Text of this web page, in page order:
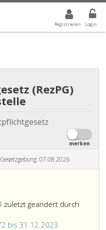
Registrieren Login
WERT IST ALLE
(RezPG)
merken
07.08.2026
zuletzt geändert durch
bis 31.12.2023